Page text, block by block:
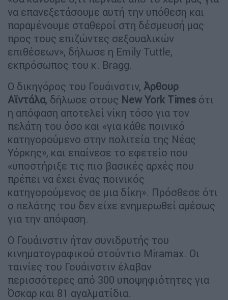
να επανεξετάσουμε αυτή την υπόθεση και
παραμένουμε σταθεροί στη δέσμευσή μας
προς τους επιζώντες σεξουαλικών
επιθέσεων», δήλωσε η Emily Tuttle,
εκπρόσωπος του κ. Bragg.
Ο δικηγόρος του Γουάινστιν, Άρθουρ
Αϊντάλα, δήλωσε στους New York Times ότι
η απόφαση αποτελεί νίκη τόσο για τον
πελάτη του όσο και «για κάθε ποινικό
κατηγορούμενο στην πολιτεία της Νέας
Υόρκης», και επαίνεσε το εφετείο που
«υποστήριξε τις πιο βασικές αρχές που
πρέπει να έχει ένας ποινικός
κατηγορούμενος σε μια δίκη». Πρόσθεσε ότι
ο πελάτης του δεν είχε ενημερωθεί αμέσως
για την απόφαση.
Ο Γουάινστιν ήταν συνιδρυτής του
κινηματογραφικού στούντιο Miramax. Οι
ταινίες του Γουάινστιν έλαβαν
περισσότερες από 300 υποψηφιότητες για
Όσκαρ και 81 αγαλματίδια.